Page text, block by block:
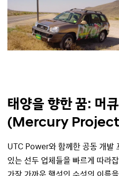
태양을 향한 꿈: 머
(Mercury
UTC Power와 함께한 공동 개발
있는 선두 업체들을 빠르게 따라